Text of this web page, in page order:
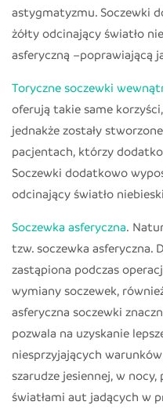
astygmatyzmu. Soczewki
żółty odcinający światło
asferyczną –poprawiającą
Toryczne soczewki
oferują takie same
jednakże zostały
pacjentach, którzy
Soczewki dodatkowo
odcinający światło
Soczewka asferyczna.
tzw. soczewka asferyczna.
zastąpiona podczas
wymiany soczewek,
asferyczna soczewki
pozwala na uzyskanie
niesprzyjających
szarudze jesiennej, w
światłami aut jadących w